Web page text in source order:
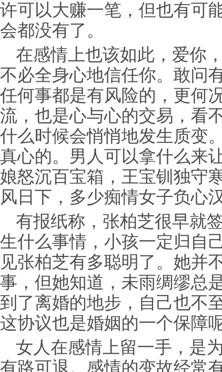
许可以大赚一笔，但也有可
会都没有了。
在感情上也该如此，爱你
不必全身心地信任你。敢问
任何事都是有风险的，更何
流，也是心与心的交易，看
什么时候会悄悄地发生质变
真心的。男人可以拿什么来
娘怒沉百宝箱，王宝钏独守
风日下，多少痴情女子负心
有报纸称，张柏芝很早就
生什么事情，小孩一定归自
见张柏芝有多聪明了。她并
事，但她知道，未雨绸缪总
到了离婚的地步，自己也不
这协议也是婚姻的一个保障
女人在感情上留一手，是
有路可退。感情的变故经常